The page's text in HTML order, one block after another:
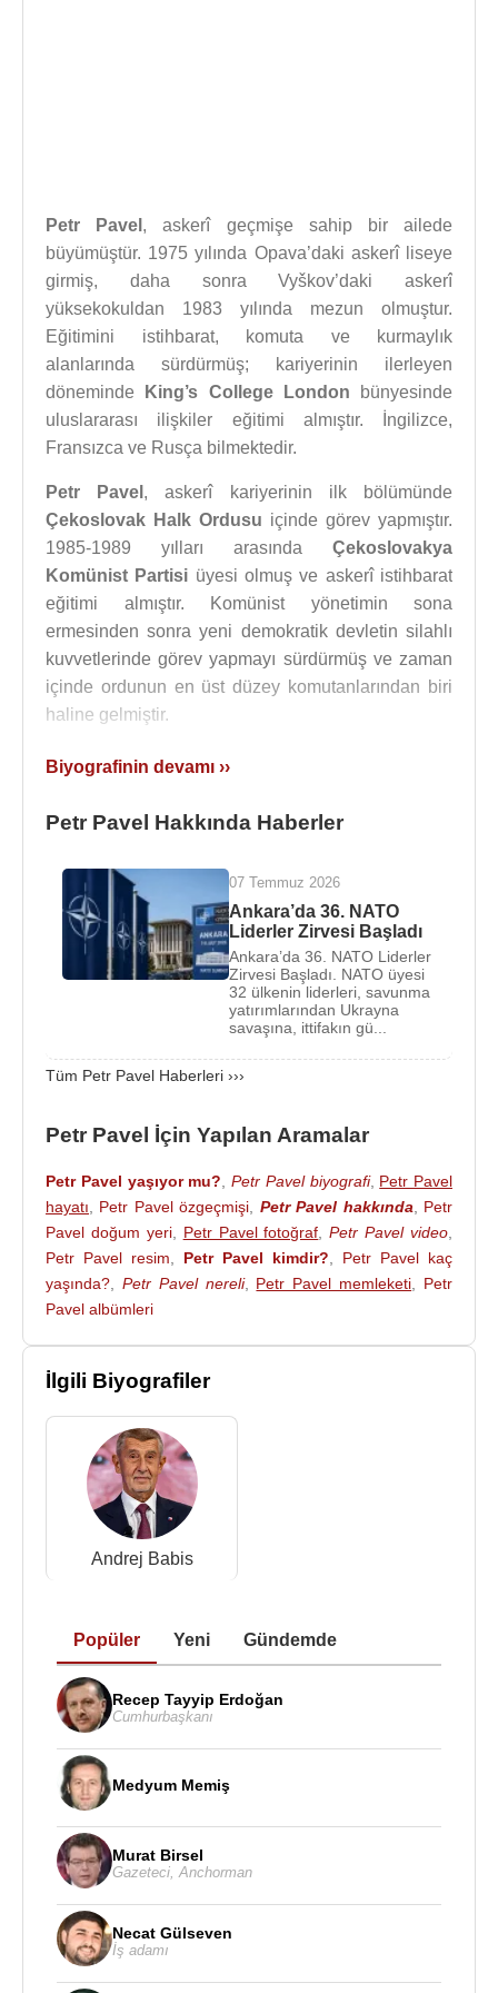
Petr Pavel , askerî geçmişe sahip bir ailede
büyümüştür. 1975 yılında Opava’daki askerî liseye
girmiş, daha sonra Vyškov’daki askerî
yüksekokuldan 1983 yılında mezun olmuştur.
Eğitimini istihbarat, komuta ve kurmaylık
alanlarında sürdürmüş; kariyerinin ilerleyen
döneminde
King’s College London bünyesinde
uluslararası ilişkiler eğitimi almıştır. İngilizce,
Fransızca ve Rusça bilmektedir.
Petr Pavel , askerî kariyerinin ilk bölümünde
Çekoslovak Halk Ordusu içinde görev yapmıştır.
1985-1989 yılları arasında Çekoslovakya
Komünist Partisi üyesi olmuş ve askerî istihbarat
eğitimi almıştır. Komünist yönetimin sona
ermesinden sonra yeni demokratik devletin silahlı
kuvvetlerinde görev yapmayı sürdürmüş ve zaman
içinde ordunun en üst düzey komutanlarından biri
haline gelmiştir.
Petr Pavel’in askerî kariyerindeki en dikkat çekici
Yugoslavya görevleridir. Birleşmiş Milletler
Hersek’te kuşatma altında kalan Fransız
askerlerinin kurtarılmasına katkı sağlayan
operasyonla tanınmıştır. Bu görev nedeniyle
Fransa
tarafından askerî cesaret nişanıyla
ödüllendirilmiştir.
, sonraki yıllarda özel kuvvetler
komutanlığı, askerî ataşelik, Savunma Bakanlığı
harekât birimleri ve Genelkurmay yönetimi gibi
arasındaÇekya Silahlı Kuvvetleri Genelkurmay
rütbeli askerî yetkilisi olmuştur.
2015 yılındaPetr Pavel,NATO Askerî Komitesi
Başkanıseçilmiştir. 2015-2018 yılları arasında
yürüttüğü bu görevde, üye ülkelerin genelkurmay
başkanlarını temsil eden ve ittifakın askerî
stratejileri konusunda danışmanlık sağlayan en üst
düzey askerî yetkililerden biri olmuştur. Bu göreve
biri olması, kariyerinin uluslararası ölçekteki en
önemli başarılarından biri kabul edilmiştir.
Petr Pavel, 2018 yılında aktif askerlik görevinden
emekli olmuştur. Emekliliğinin ardından güvenlik,
dış politika ve uluslararası ilişkiler konularında
kamuoyuyla paylaşmıştır. Askerî geçmişi, sakin
iletişim tarzı ve parti siyaseti dışındaki konumu,
onun cumhurbaşkanlığı adaylığında öne çıkan
özellikleri olmuştur.
Petr Pavel
Çekya Cumhurbaşkanlığı Seçimi
İkinci turda eski başbakanAndrej Babis’i yenerek
oyların yaklaşık yüzde 58’ini almış ve ülkenin
dördüncü cumhurbaşkanı seçilmiştir. 9 Mart 2023
tarihinde göreve başlayarakMiloš Zeman’ın yerini
almıştır.
Cumhurbaşkanlığı dönemindePetr Pavel,Avrupa
Biyografinin devamı ››
Petr Pavel Hakkında Haberler
07 Temmuz 2026
Ankara’da 36. NATO
Liderler Zirvesi Başladı
Ankara’da 36. NATO Liderler
Zirvesi Başladı. NATO üyesi
32 ülkenin liderleri, savunma
yatırımlarından Ukrayna
savaşına, ittifakın gü...
Tüm Petr Pavel Haberleri ›››
Petr Pavel İçin Yapılan Aramalar
Petr Pavel yaşıyor mu? Petr Pavel biyografi, Petr Pavel
hayatı
Petr Pavel özgeçmişi Petr Pavel hakkında
Petr
Pavel doğum yeri, Petr Pavel fotoğraf ,Petr Pavel video
Petr Pavel resim
Petr Pavel kimdir?
Petr Pavel kaç
yaşında?
Petr Pavel nereli, Petr Pavel memleketi
Petr
Pavel albümleri
İlgili Biyografiler
Andrej Babis
Popüler Yeni Gündemde
Recep Tayyip Erdoğan
Cumhurbaşkanı
Medyum Memiş
Murat Birsel
Gazeteci Anchorman
Necat Gülseven
İş adamı